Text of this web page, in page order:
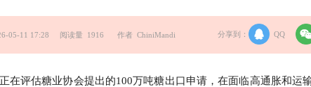
分享到： QQ
05-11 17:28 阅读量 1916 作者 ChiniMandi
在评估糖业协会提出的100万吨糖出口申请，在面临高通胀和运